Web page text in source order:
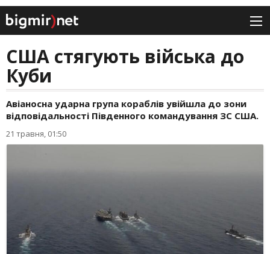
США стягують війська до
Куби
Авіаносна ударна група кораблів увійшла до зони
відповідальності Південного командування ЗС США.
21 травня, 01:50